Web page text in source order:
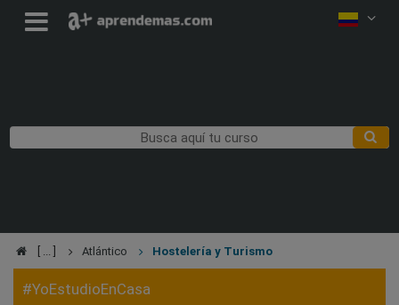
Atlántico Hostelería y Turismo
#YoEstudioEnCasa